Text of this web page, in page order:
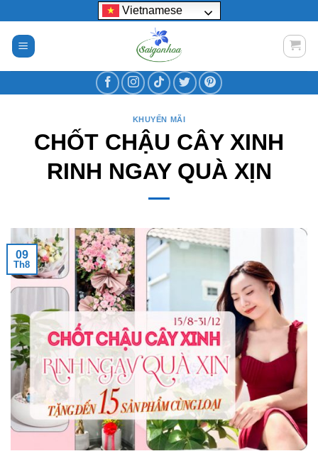
nội
dung
Vietnamese
KHUYẾN MÃI
CHỐT CHẬU CÂY XINH
RINH NGAY QUÀ XỊN
09
Th8